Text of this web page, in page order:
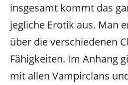
insgesamt kommt das
jegliche Erotik aus. Man
über die verschiedenen
Fähigkeiten. Im Anhang
mit allen Vampirclans